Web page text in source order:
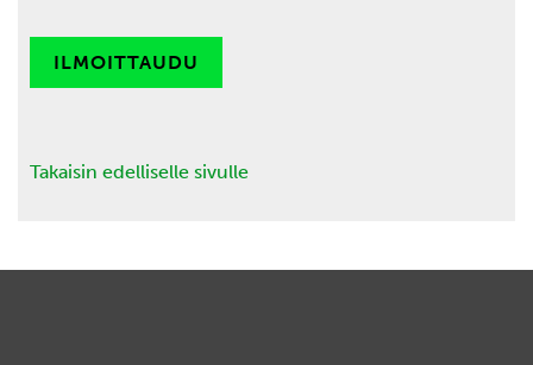
ILMOITTAUDU
Takaisin edelliselle sivulle